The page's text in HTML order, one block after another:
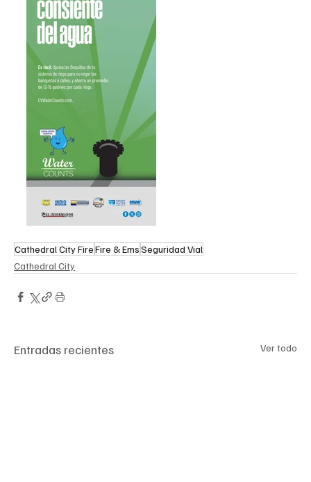
Cathedral City FireFire & EmsSeguridad Vial
Cathedral City
Entradas recientes Ver todo